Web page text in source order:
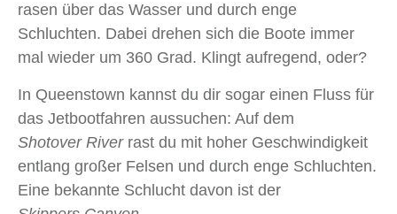
rasen über das Wasser und durch enge
Schluchten. Dabei drehen sich die Boote immer
mal wieder um 360 Grad. Klingt aufregend, oder?
In Queenstown kannst du dir sogar einen Fluss für
das Jetbootfahren aussuchen: Auf dem
Shotover Riverrast du mit hoher Geschwindigkeit
entlang großer Felsen und durch enge Schluchten.
Eine bekannte Schlucht davon ist der